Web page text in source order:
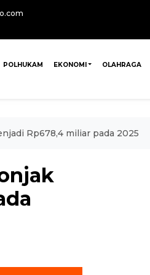
POLHUKAM EKONOMI OLAHRAGA
Rp678,4 miliar pada 2025